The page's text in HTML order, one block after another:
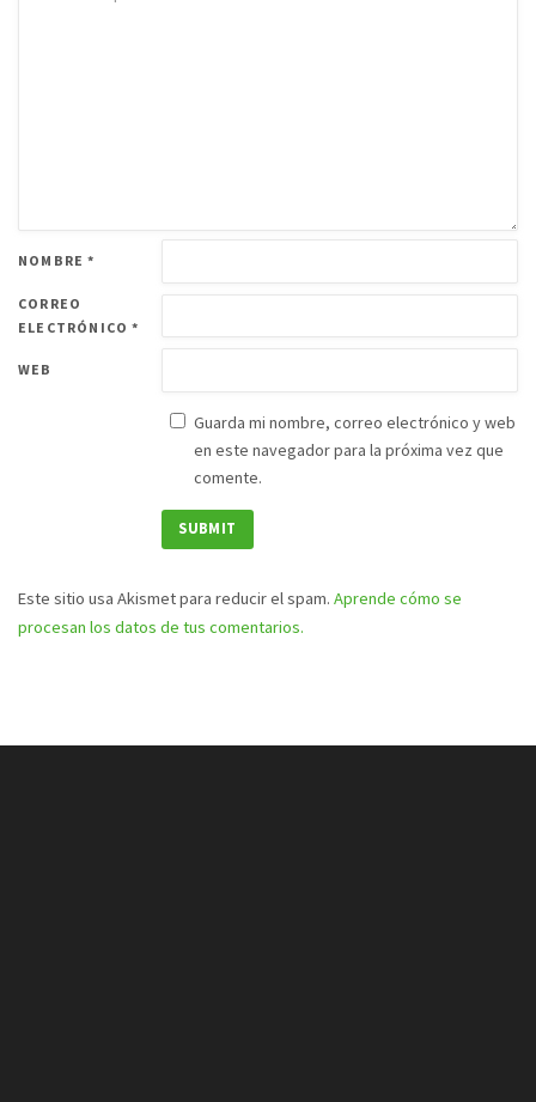
NOMBRE*
CORREO
ELECTRÓNICO*
WEB
Guarda mi nombre, correo electrónico y web
en este navegador para la próxima vez que
comente.
Este sitio usa Akismet para reducir el spam. Aprende cómo se
procesan los datos de tus comentarios.